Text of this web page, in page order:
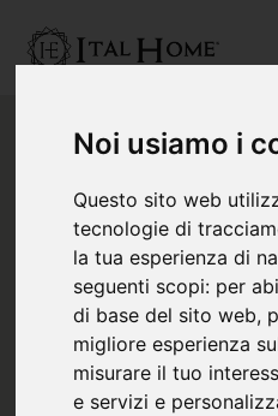
Noi usiamo i
Questo sito web
tecnologie di
la tua esperienza di
seguenti scopi: per
di base del sito web,
migliore esperienza
misurare il tuo
e servizi e